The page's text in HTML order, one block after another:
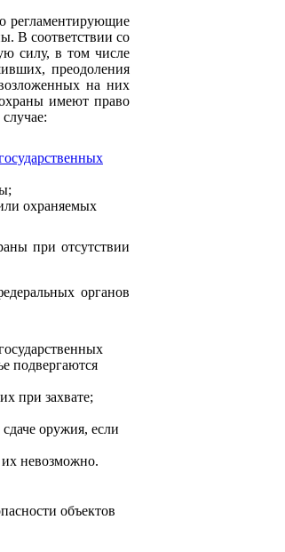
регламентирующие
В соответствии со
силу, в том числе
преодоления
на них
имеют право
охраняемых
при отсутствии
органов
подвергаются
при захвате;
оружия, если
невозможно.
объектов